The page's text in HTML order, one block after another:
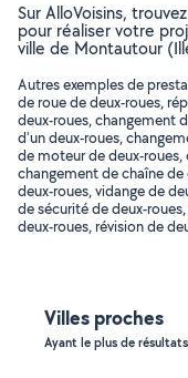
Sur AlloVoisins,
pour réaliser votre
ville de Montautour
Autres exemples de
de roue de deux-roues,
deux-roues, changement
d'un deux-roues,
de moteur de deux-
changement de chaîne
deux-roues, vidange de
de sécurité de deux-
deux-roues, révision de
Villes proches
Ayant le plus de